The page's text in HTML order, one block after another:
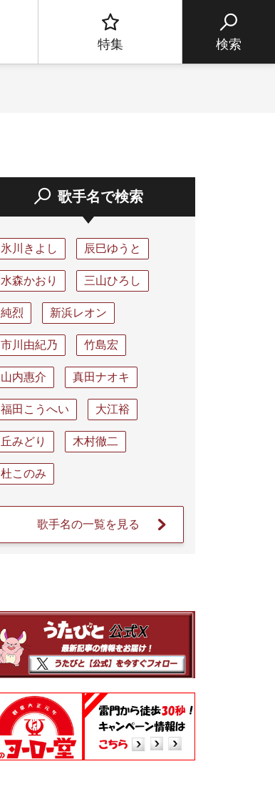
特集 検索
歌手名で検索
氷川きよし 辰巳ゆうと
水森かおり 三山ひろし
純烈 新浜レオン
市川由紀乃 竹島宏
山内惠介 真田ナオキ
福田こうへい 大江裕
丘みどり 木村徹二
杜このみ
歌手名の一覧を見る